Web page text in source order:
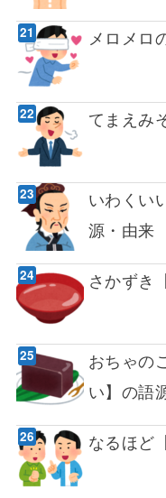
メロメロ
てまえみ
いわくい
源・由来
さかずき
おちゃの
い】の語
なるほど